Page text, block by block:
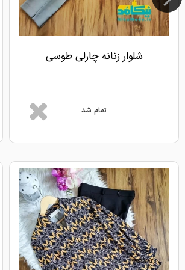
شلوار زنانه چارلی طوسی
تمام شد